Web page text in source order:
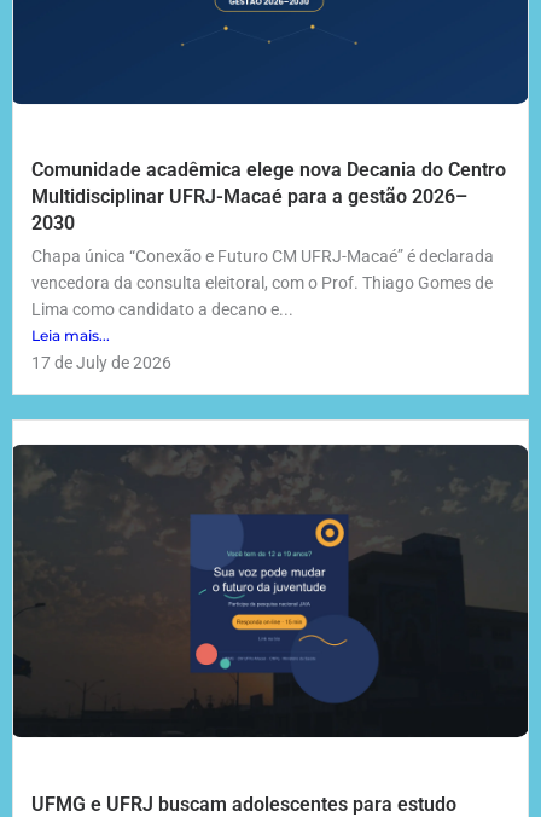
Comunidade acadêmica elege nova Decania do Centro
Multidisciplinar UFRJ-Macaé para a gestão 2026–
2030
Chapa única “Conexão e Futuro CM UFRJ-Macaé” é declarada
vencedora da consulta eleitoral, com o Prof. Thiago Gomes de
Lima como candidato a decano e...
Leia mais...
17 de July de 2026
UFMG e UFRJ buscam adolescentes para estudo